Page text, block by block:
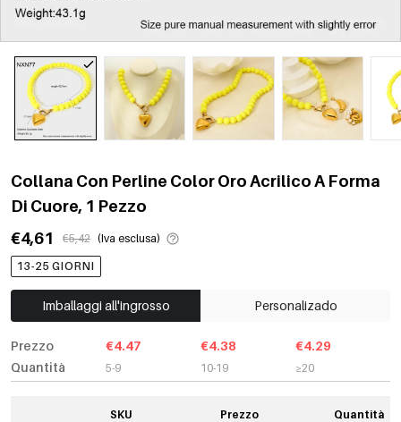
Collana Con Perline Color Oro Acrilico A Forma
Di Cuore, 1 Pezzo
€4,61
€5,42 (Iva esclusa)
13-25 GIORNI
Imballaggi all'ingrosso Personalizado
Prezzo
Quantità
€4.47
5-9
€4.38
10-19
€4.29
≥20
SKU Prezzo Quantità